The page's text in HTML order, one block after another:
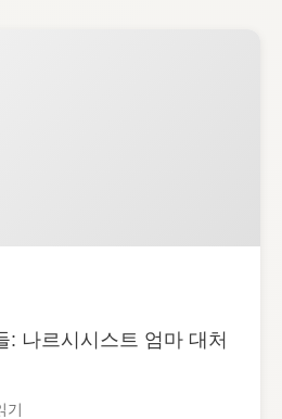
: 나르시시스트 엄마 대처
기